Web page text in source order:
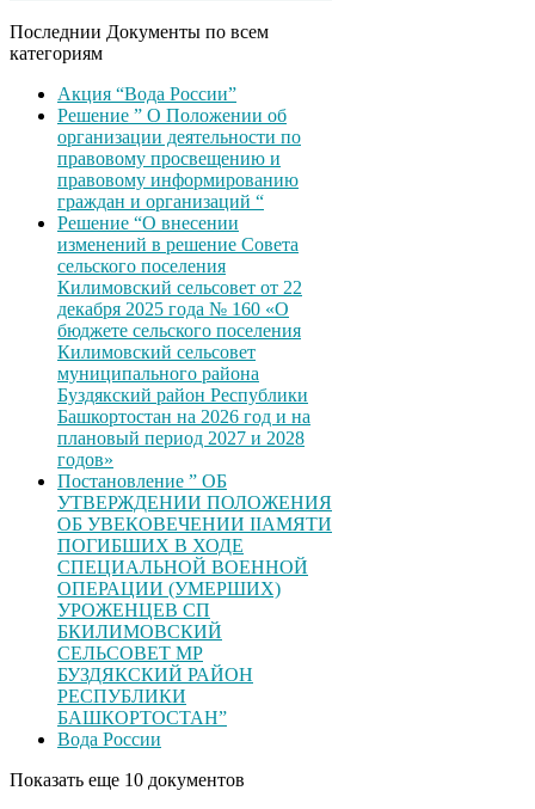
Последнии Документы по всем
категориям
Акция “Вода России”
Решение ” О Положении об
организации деятельности по
правовому просвещению и
правовому информированию
граждан и организаций “
Решение “О внесении
изменений в решение Совета
сельского поселения
Килимовский сельсовет от 22
декабря 2025 года № 160 «О
бюджете сельского поселения
Килимовский сельсовет
муниципального района
Буздякский район Республики
Башкортостан на 2026 год и на
плановый период 2027 и 2028
годов»
Постановление ” ОБ
УТВЕРЖДЕНИИ ПОЛОЖЕНИЯ
ОБ УВЕКОВЕЧЕНИИ ІІАМЯТИ
ПОГИБШИХ В ХОДЕ
СПЕЦИАЛЬНОЙ ВОЕННОЙ
ОПЕРАЦИИ (УМЕРШИХ)
УРОЖЕНЦЕВ CП
БКИЛИМОВСКИЙ
СЕЛЬСОВЕТ МР
БУЗДЯКСКИЙ РАЙОН
РЕСПУБЛИКИ
БАШКОРТОСТАН”
Вода России
Показать еще 10 документов